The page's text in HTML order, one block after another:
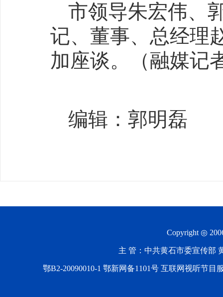
市领导朱宏伟、
记、董事、总经理
加座谈。（融媒
编辑：郭明磊
Copyright ◎
主 管：中共黄石市委宣传部
鄂B2-20090010-1 鄂新网备1101号 互联网视听节目